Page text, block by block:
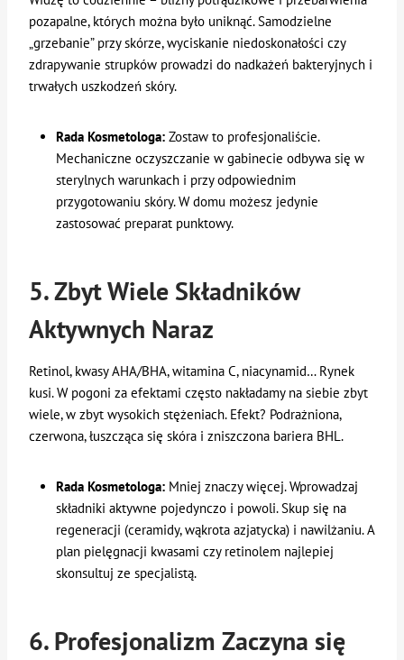
pozapalne, których można było uniknąć. Samodzielne
„grzebanie” przy skórze, wyciskanie niedoskonałości czy
zdrapywanie strupków prowadzi do nadkażeń bakteryjnych i
trwałych uszkodzeń skóry.
Rada Kosmetologa: Zostaw to profesjonaliście.
Mechaniczne oczyszczanie w gabinecie odbywa się w
sterylnych warunkach i przy odpowiednim
przygotowaniu skóry. W domu możesz jedynie
zastosować preparat punktowy.
5. Zbyt Wiele Składników
Aktywnych Naraz
Retinol, kwasy AHA/BHA, witamina C, niacynamid… Rynek
kusi. W pogoni za efektami często nakładamy na siebie zbyt
wiele, w zbyt wysokich stężeniach. Efekt? Podrażniona,
czerwona, łuszcząca się skóra i zniszczona bariera BHL.
Rada Kosmetologa: Mniej znaczy więcej. Wprowadzaj
składniki aktywne pojedynczo i powoli. Skup się na
regeneracji (ceramidy, wąkrota azjatycka) i nawilżaniu. A
plan pielęgnacji kwasami czy retinolem najlepiej
skonsultuj ze specjalistą.
6. Profesjonalizm Zaczyna się